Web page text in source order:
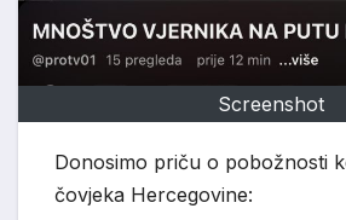
Screenshot
Donosimo priču o pobožnosti
čovjeka Hercegovine: